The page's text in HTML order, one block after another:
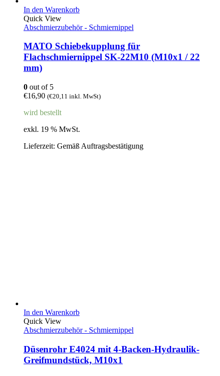
In den Warenkorb
Quick View
Abschmierzubehör - Schmiernippel
MATO Schiebekupplung für
Flachschmiernippel SK-22M10 (M10x1 / 22
mm)
0 out of 5
€16,90 (€20,11 inkl. MwSt)
wird bestellt
exkl. 19 % MwSt.
Lieferzeit: Gemäß Auftragsbestätigung
In den Warenkorb
Quick View
Abschmierzubehör - Schmiernippel
Düsenrohr E4024 mit 4-Backen-Hydraulik-
Greifmundstück, M10x1